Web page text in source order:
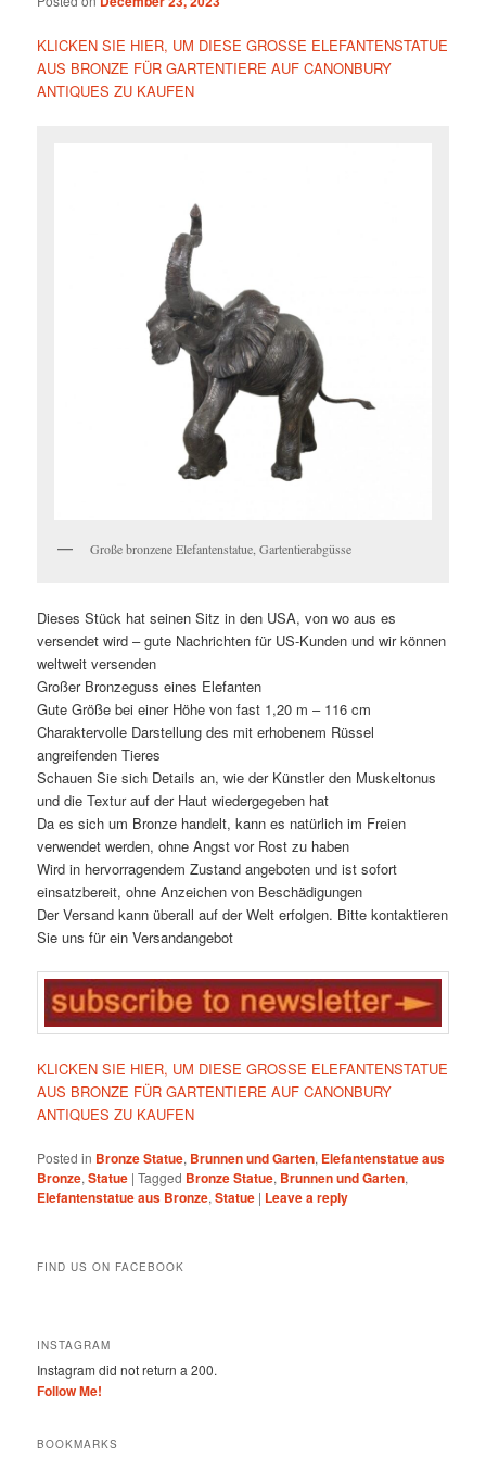
KLICKEN SIE HIER, UM DIESE GROSSE ELEFANTENSTATUE
AUS BRONZE FÜR GARTENTIERE AUF CANONBURY
ANTIQUES ZU KAUFEN
Große bronzene Elefantenstatue, Gartentierabgüsse
Dieses Stück hat seinen Sitz in den USA, von wo aus es
versendet wird – gute Nachrichten für US-Kunden und wir können
weltweit versenden
Großer Bronzeguss eines Elefanten
Gute Größe bei einer Höhe von fast 1,20 m – 116 cm
Charaktervolle Darstellung des mit erhobenem Rüssel
angreifenden Tieres
Schauen Sie sich Details an, wie der Künstler den Muskeltonus
und die Textur auf der Haut wiedergegeben hat
Da es sich um Bronze handelt, kann es natürlich im Freien
verwendet werden, ohne Angst vor Rost zu haben
Wird in hervorragendem Zustand angeboten und ist sofort
einsatzbereit, ohne Anzeichen von Beschädigungen
Der Versand kann überall auf der Welt erfolgen. Bitte kontaktieren
Sie uns für ein Versandangebot
KLICKEN SIE HIER, UM DIESE GROSSE ELEFANTENSTATUE
AUS BRONZE FÜR GARTENTIERE AUF CANONBURY
ANTIQUES ZU KAUFEN
Posted in Bronze Statue, Brunnen und Garten, Elefantenstatue aus
Bronze,Statue |Tagged Bronze Statue, Brunnen und Garten,
Elefantenstatue aus Bronze,Statue | Leave a reply
FIND US ON FACEBOOK
INSTAGRAM
Instagram did not return a 200.
Follow Me!
BOOKMARKS